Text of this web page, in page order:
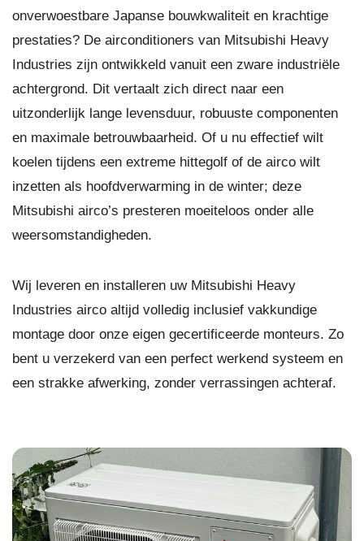
onverwoestbare Japanse bouwkwaliteit en krachtige
prestaties? De airconditioners van Mitsubishi Heavy
Industries zijn ontwikkeld vanuit een zware industriële
achtergrond. Dit vertaalt zich direct naar een
uitzonderlijk lange levensduur, robuuste componenten
en maximale betrouwbaarheid. Of u nu effectief wilt
koelen tijdens een extreme hittegolf of de airco wilt
inzetten als hoofdverwarming in de winter; deze
Mitsubishi airco’s presteren moeiteloos onder alle
weersomstandigheden.
Wij leveren en installeren uw Mitsubishi Heavy
Industries airco altijd volledig inclusief vakkundige
montage door onze eigen gecertificeerde monteurs. Zo
bent u verzekerd van een perfect werkend systeem en
een strakke afwerking, zonder verrassingen achteraf.